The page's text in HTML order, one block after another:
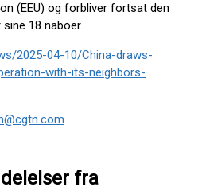
(EEU) og forbliver fortsat den
18 naboer.
2025-04-10/China-draws-
with-its-neighbors-
fra